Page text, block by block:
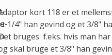
kort 118 er et
1/4" han gevind og et 3/8"
bruges f.eks. hvis man
skal bruge et 3/8" han